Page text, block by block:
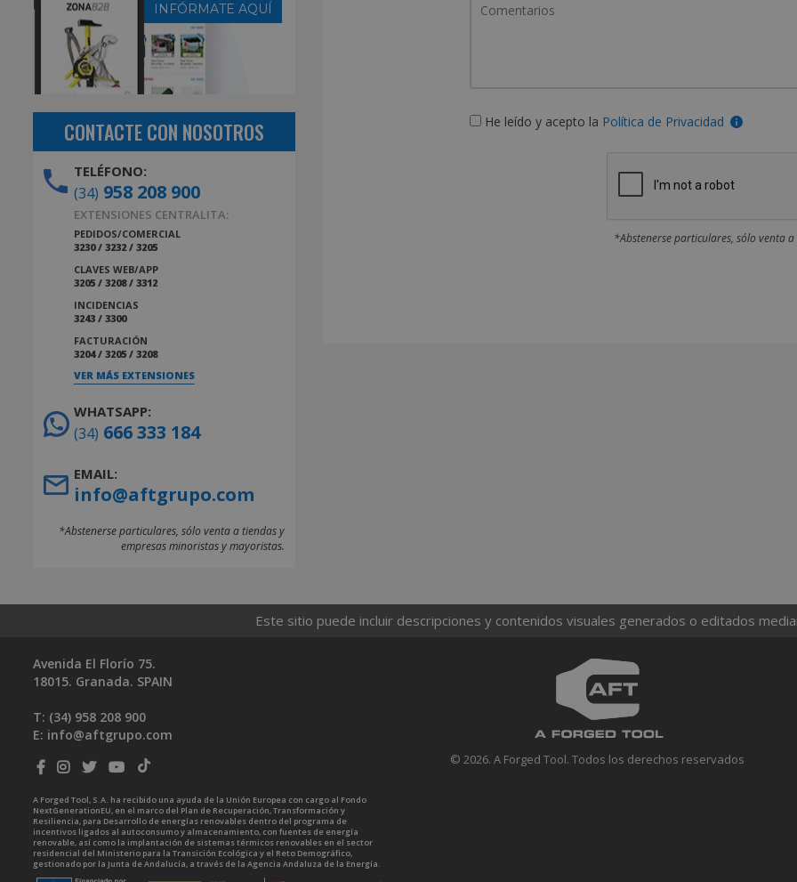
He leído y acepto la Política de Privacidad
*Abstenerse particulares, sólo venta
INFÓRMATE AQUÍ
CONTACTE CON NOSOTROS
TELÉFONO:
(34) 958 208 900
EXTENSIONES CENTRALITA:
PEDIDOS/COMERCIAL
3230 / 3232 / 3205
CLAVES WEB/APP
3205 / 3208 / 3312
INCIDENCIAS
3243 / 3300
FACTURACIÓN
3204 / 3205 / 3208
VER MÁS EXTENSIONES
WHATSAPP:
(34) 666 333 184
EMAIL:
info@aftgrupo.com
*Abstenerse particulares, sólo venta a tiendas y
empresas minoristas y mayoristas.
Este sitio puede incluir descripciones y contenidos visuales generados o editados
© 2026. A Forged Tool. Todos los derechos reservados
Avenida El Florío 75.
18015. Granada. SPAIN
T: (34) 958 208 900
E: info@aftgrupo.com
A Forged Tool, S.A. ha recibido una ayuda de la Unión Europea con cargo al Fondo
NextGenerationEU, en el marco del Plan de Recuperación, Transformación y
Resiliencia, para Desarrollo de energías renovables dentro del programa de
incentivos ligados al autoconsumo y almacenamiento, con fuentes de energía
renovable, así como la implantación de sistemas térmicos renovables en el sector
residencial del Ministerio para la Transición Ecológica y el Reto Demográfico,
gestionado por la Junta de Andalucía, a través de la Agencia Andaluza de la Energía.